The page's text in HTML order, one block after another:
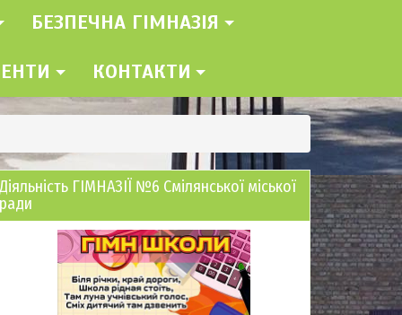
БЕЗПЕЧНА ГІМНАЗІЯ
КОНТАКТИ
Діяльність ГІМНАЗІЇ №6 Смілянської міської
ради